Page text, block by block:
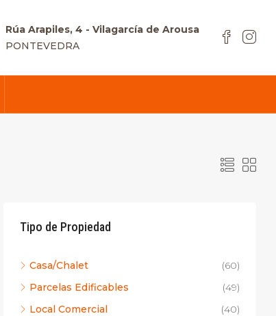
Rúa Arapiles, 4 - Vilagarcía de Arousa
PONTEVEDRA
Tipo de Propiedad
Casa/Chalet
(60)
Parcelas Edificables
(49)
Local Comercial
(40)